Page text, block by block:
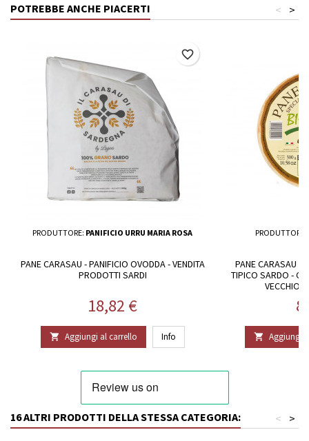
POTREBBE ANCHE PIACERTI >
<
PRODUTTORE: PANIFICIO URRU MARIA ROSA
PANE CARASAU - PANIFICIO OVODDA - VENDITA
PRODOTTI SARDI
Prezzo
18,82 €
 Aggiungi al carrello Info
favorite_border
PRODUTTORE:
PANE CARASAU
TIPICO SARDO -
VECCHIO
 Aggiungi
16 ALTRI PRODOTTI DELLA STESSA CATEGORIA: >
<